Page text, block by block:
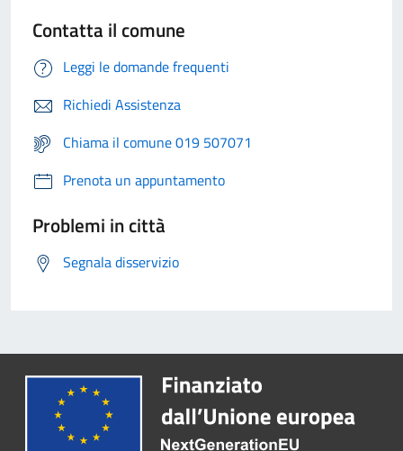
Contatta il comune
Leggi le domande frequenti
Richiedi Assistenza
Chiama il comune 019 507071
Prenota un appuntamento
Problemi in città
Segnala disservizio